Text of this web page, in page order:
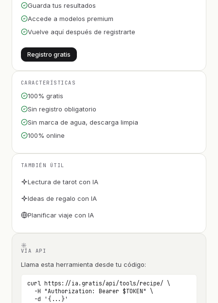
Guarda tus resultados
Accede a modelos premium
Vuelve aquí después de registrarte
Registro gratis
CARACTERÍSTICAS
100% gratis
Sin registro obligatorio
Sin marca de agua, descarga limpia
100% online
TAMBIÉN ÚTIL
Lectura de tarot con IA
Ideas de regalo con IA
Planificar viaje con IA
VÍA API
Llama esta herramienta desde tu código:
curl https://ia.gratis/api/tools/recipe/ \
  -H "Authorization: Bearer $TOKEN" \
  -d '{...}'